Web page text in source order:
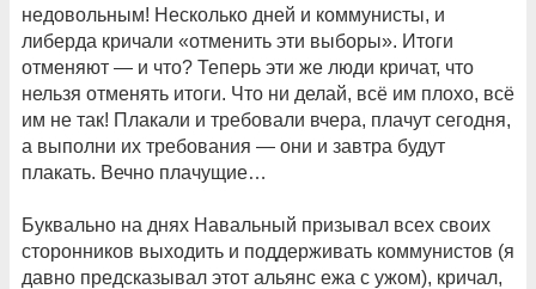
недовольным! Несколько дней и коммунисты, и
либерда кричали «отменить эти выборы». Итоги
отменяют — и что? Теперь эти же люди кричат, что
нельзя отменять итоги. Что ни делай, всё им плохо, всё
им не так! Плакали и требовали вчера, плачут сегодня,
а выполни их требования — они и завтра будут
плакать. Вечно плачущие…
Буквально на днях Навальный призывал всех своих
сторонников выходить и поддерживать коммунистов (я
давно предсказывал этот альянс ежа с ужом), кричал,